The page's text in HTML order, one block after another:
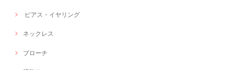
ピアス・イヤリング
ネックレス
ブローチ